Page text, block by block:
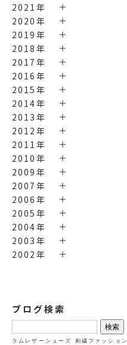
2021年
2020年
2019年
2018年
2017年
2016年
2015年
2014年
2013年
2012年
2011年
2010年
2009年
2007年
2006年
2005年
2004年
2003年
2002年
ブログ検索
検
索:
ラムレザーシューズ 刺繍ファッション